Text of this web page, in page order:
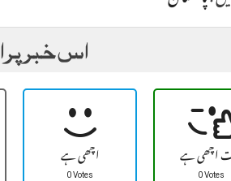
اس خبر پر
اچھی ہے
0 Votes اچھی ہے
0 Votes